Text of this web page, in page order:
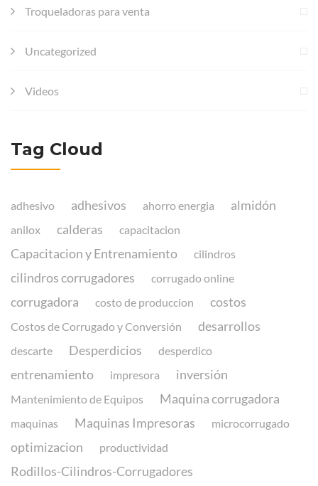
Troqueladoras para venta
Uncategorized
Videos
Tag Cloud
adhesivo adhesivos ahorro energia almidón
anilox calderas capacitacion
Capacitacion y Entrenamiento cilindros
cilindros corrugadores corrugado online
corrugadora costo de produccion costos
Costos de Corrugado y Conversión desarrollos
descarte Desperdicios desperdico
entrenamiento impresora inversión
Mantenimiento de Equipos Maquina corrugadora
maquinas Maquinas Impresoras microcorrugado
optimizacion productividad
Rodillos-Cilindros-Corrugadores